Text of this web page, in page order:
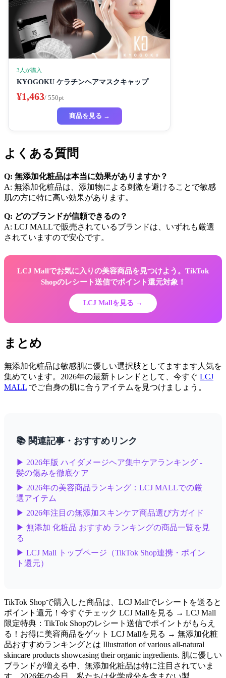
3人が購入
KYOGOKU ケラチンヘアマスクキャップ
¥1,463/ 550pt
商品を見る →
よくある質問
Q: 無添加化粧品は本当に効果がありますか？
A: 無添加化粧品は、添加物による刺激を避けることで敏感
肌の方に特に高い効果があります。
Q: どのブランドが信頼できるの？
A: LCJ MALLで販売されているブランドは、いずれも厳選
されていますので安心です。
LCJ Mallでお気に入りの美容商品を見つけよう。TikTok
Shopのレシート送信でポイント還元対象！
LCJ Mallを見る →
まとめ
無添加化粧品は敏感肌に優しい選択肢としてますます人気を
集めています。2026年の最新トレンドとして、今すぐ LCJ
MALL でご自身の肌に合うアイテムを見つけましょう。
📚 関連記事・おすすめリンク
▶ 2026年版 ハイダメージヘア集中ケアランキング -
髪の傷みを徹底ケア
▶ 2026年の美容商品ランキング：LCJ MALLでの厳
選アイテム
▶ 2026年注目の無添加スキンケア商品選び方ガイド
▶ 無添加 化粧品 おすすめ ランキングの商品一覧を見
る
▶ LCJ Mall トップページ（TikTok Shop連携・ポイン
ト還元）
TikTok Shopで購入した商品は、LCJ Mallでレシートを送ると
ポイント還元！今すぐチェック LCJ Mallを見る → LCJ Mall
限定特典：TikTok Shopのレシート送信でポイントがもらえ
る！お得に美容商品をゲット LCJ Mallを見る → 無添加化粧
品おすすめランキングとは Illustration of various all-natural
skincare products showcasing their organic ingredients. 肌に優しい
ブランドが増える中、無添加化粧品は特に注目されていま
す。2026年の今日、私たちは化学成分を含まない製